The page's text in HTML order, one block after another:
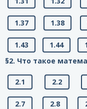
1.37 1.38
1.43 1.44
§2. Что такое
2.1 2.2
2.7 2.8